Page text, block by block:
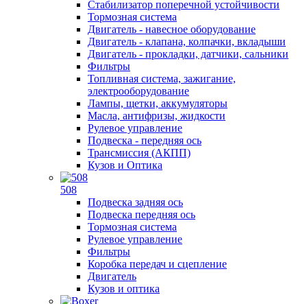
Стабилизатор поперечной устойчивости
Тормозная система
Двигатель - навесное оборудование
Двигатель - клапана, колпачки, вкладыши
Двигатель - прокладки, датчики, сальники
Фильтры
Топливная система, зажигание,
электрооборудование
Лампы, щетки, аккумуляторы
Масла, антифризы, жидкости
Рулевое управление
Подвеска - передняя ось
Трансмиссия (АКПП)
Кузов и Оптика
508
Подвеска задняя ось
Подвеска передняя ось
Тормозная система
Рулевое управление
Фильтры
Коробка передач и сцепление
Двигатель
Кузов и оптика